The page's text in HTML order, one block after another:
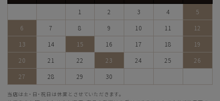
1
2 3 4
5
6
7 8 9 10 11
12
13
14 15 16 17 18
19
20
21 22 23 24 25
26
27
28 29 30
当店は土・日・祝日は休業とさせていただきます。